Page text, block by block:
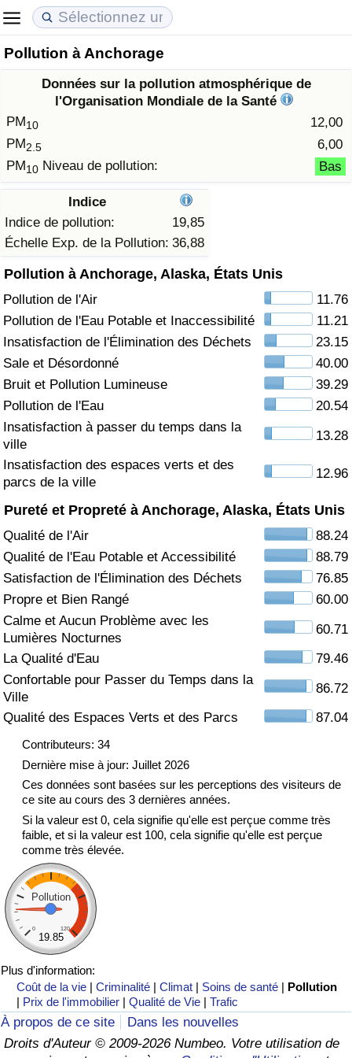
Pollution à Anchorage
Données sur la pollution atmosphérique de
l'Organisation Mondiale de la Santé
PM10
12,00
PM2.5
6,00
PM10 Niveau de pollution: Bas
Indice
Indice de pollution:
19,85
Échelle Exp. de la Pollution: 36,88
Pollution à Anchorage, Alaska, États Unis
Pollution de l'Air
11.76
Pollution de l'Eau Potable et Inaccessibilité
11.21
Insatisfaction de l'Élimination des Déchets
23.15
Sale et Désordonné
40.00
Bruit et Pollution Lumineuse
39.29
Pollution de l'Eau
20.54
Insatisfaction à passer du temps dans la
ville
13.28
Insatisfaction des espaces verts et des
parcs de la ville
12.96
Pureté et Propreté à Anchorage, Alaska, États Unis
Qualité de l'Air
88.24
Qualité de l'Eau Potable et Accessibilité
88.79
Satisfaction de l'Élimination des Déchets
76.85
Propre et Bien Rangé
60.00
Calme et Aucun Problème avec les
Lumières Nocturnes
60.71
La Qualité d'Eau
79.46
Confortable pour Passer du Temps dans la
Ville
86.72
Qualité des Espaces Verts et des Parcs
87.04
Contributeurs: 34
Dernière mise à jour: Juillet 2026
Ces données sont basées sur les perceptions des visiteurs de
ce site au cours des 3 dernières années.
Si la valeur est 0, cela signifie qu'elle est perçue comme très
faible, et si la valeur est 100, cela signifie qu'elle est perçue
comme très élevée.
Pollution
0 120
19.85
Plus d'information:
Coût de la vie |Criminalité |Climat | Soins de santé | Pollution
| Prix de l'immobilier |Qualité de Vie |Trafic
À propos de ce site
Dans les nouvelles
Droits d'Auteur © 2009-2026 Numbeo. Votre utilisation de
Coût de la vie
Indice du Coût de la Vie (Actuel)
Indice du Coût de la Vie
à Akaba
Prix de l'immobilier
Indice des Prix de l'immobilier (Actuel)
Indice des Prix de l'immobilier
Qualité de Vie
Indice de Qualité de Vie
Indice de Qualité de Vie (Actuel)
Criminalité
Indice de Criminalité (Actuel)
Indice de Criminalité
Indice de criminalité par pays
Soins de santé
Indice des soins de santé (Actuel)
Indice des soins de santé
Indice des soins de santé par Pays
Pollution
Indice de Pollution (Actuel)
Indice de pollution
Indice de Pollution par Pays
Trafic
Indice de Trafic
Indice de Trafic (Actuel)
Indice de Trafic par Pays